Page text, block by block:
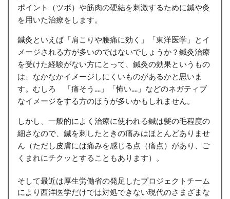
ポイント（ツボ）や筋肉の硬結を刺激するために鍼や灸
を用いた治療をします。
鍼灸といえば「肩こりや腰痛に効く」「東洋医学」とイ
メージされる方が多いのではないでしょうか？鍼灸治療
を受けた経験がない方にとって、鍼灸の効果というもの
は、なかなかイメージしにくいものがあるかと思いま
す。むしろ 「痛そう....」「怖い....」などのネガティブ
なイメージをする方のほうが多いかもしれません。
しかし、一般的によく治療に使われる鍼は髪の毛程度の
細さなので、鍼を刺したときの痛みはほとんどありませ
ん（ただし皮膚には痛みを感じる点（痛点）があり、ご
くまれにチクッとすることもあります）。
そして最近は厚生労働省の発足したプロジェクトチーム
により西洋医学だけでは対処できない現代のさまざまな